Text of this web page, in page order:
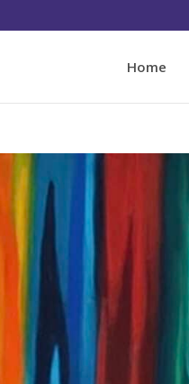
Home